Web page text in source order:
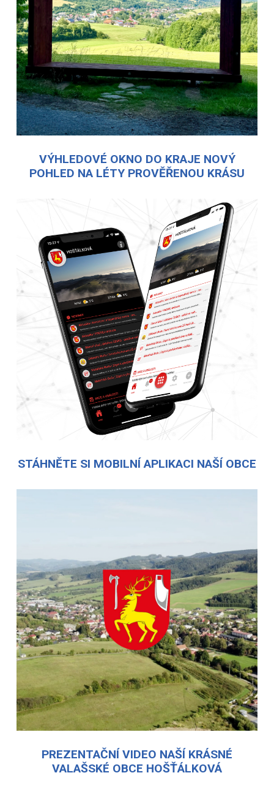
VÝHLEDOVÉ OKNO DO KRAJE NOVÝ
POHLED NA LÉTY PROVĚŘENOU KRÁSU
STÁHNĚTE SI MOBILNÍ APLIKACI NAŠÍ OBCE
PREZENTAČNÍ VIDEO NAŠÍ KRÁSNÉ
VALAŠSKÉ OBCE HOŠŤÁLKOVÁ